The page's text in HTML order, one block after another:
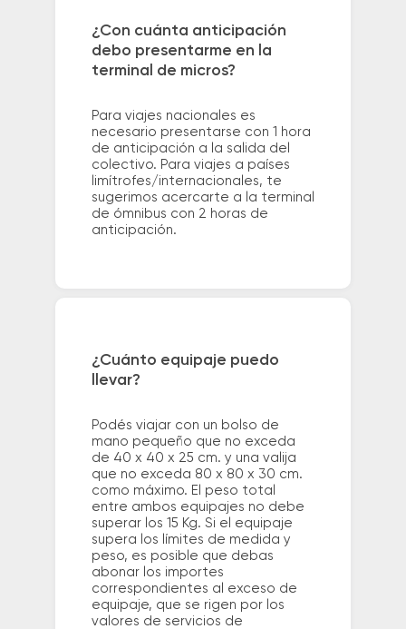
¿Con cuánta anticipación
debo presentarme en la
terminal de micros?
Para viajes nacionales es
necesario presentarse con 1 hora
de anticipación a la salida del
colectivo. Para viajes a países
limítrofes/internacionales, te
sugerimos acercarte a la terminal
de ómnibus con 2 horas de
anticipación.
¿Cuánto equipaje puedo
llevar?
Podés viajar con un bolso de
mano pequeño que no exceda
de 40 x 40 x 25 cm. y una valija
que no exceda 80 x 80 x 30 cm.
como máximo. El peso total
entre ambos equipajes no debe
superar los 15 Kg. Si el equipaje
supera los límites de medida y
peso, es posible que debas
abonar los importes
correspondientes al exceso de
equipaje, que se rigen por los
valores de servicios de